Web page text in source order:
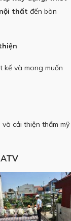
thất đến bàn
kế và mong muốn
cải thiện thẩm mỹ